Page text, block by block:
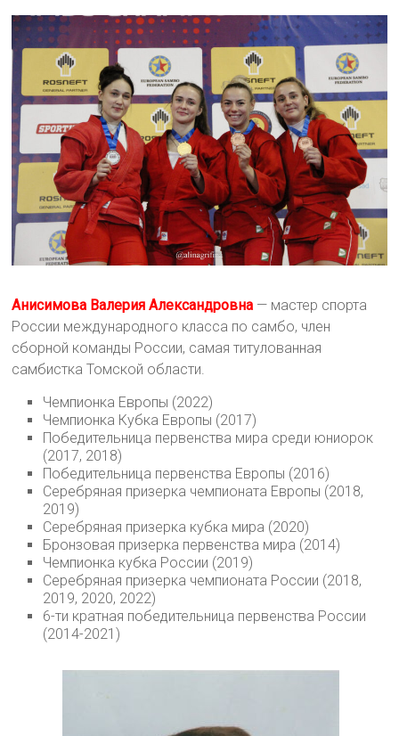
Анисимова Валерия Александровна — мастер спорта
России международного класса по самбо, член
сборной команды России, самая титулованная
самбистка Томской области.
Чемпионка Европы (2022)
Чемпионка Кубка Европы (2017)
Победительница первенства мира среди юниорок
(2017, 2018)
Победительница первенства Европы (2016)
Серебряная призерка чемпионата Европы (2018,
2019)
Серебряная призерка кубка мира (2020)
Бронзовая призерка первенства мира (2014)
Чемпионка кубка России (2019)
Серебряная призерка чемпионата России (2018,
2019, 2020, 2022)
6-ти кратная победительница первенства России
(2014-2021)